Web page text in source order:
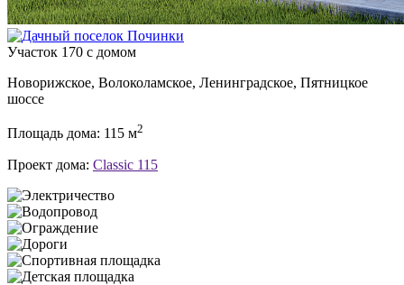
Участок 170 с домом
Новорижское, Волоколамское, Ленинградское, Пятницкое
шоссе
Площадь дома: 115 м2
Проект дома: Classic 115